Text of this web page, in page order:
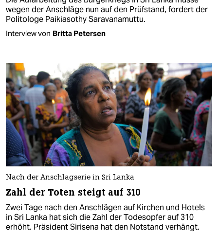
wegen der Anschläge nun auf den Prüfstand, fordert der
Politologe Paikiasothy Saravanamuttu.
Interview von Britta Petersen
Nach der Anschlagserie in Sri Lanka
Zahl der Toten steigt auf 310
Zwei Tage nach den Anschlägen auf Kirchen und Hotels
in Sri Lanka hat sich die Zahl der Todesopfer auf 310
erhöht. Präsident Sirisena hat den Notstand verhängt.